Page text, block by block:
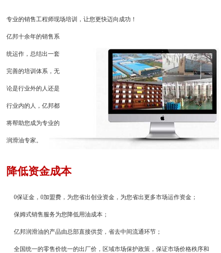
专业的销售工程师现场培训，让您更快迈向成功！
亿邦十余年的销售系
统运作，总结出一套
完善的培训体系，无
论是行业外的人还是
行业内的人，亿邦都
将帮助您成为专业的
润滑油专家。
降低资金成本
0保证金，0加盟费，为您省出创业资金，为您省出更多市场运作资金；
保姆式销售服务为您降低用油成本；
亿邦润滑油的产品由总部直接供货，省去中间流通环节；
全国统一的零售价统一的出厂价，区域市场保护政策，保证市场价格秩序和